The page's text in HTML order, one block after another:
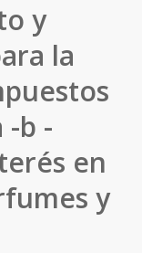
y
la
-b -
en
y